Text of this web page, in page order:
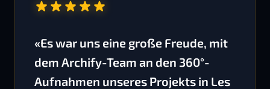
«Es war uns eine große Freude, mit
dem Archify-Team an den 360°-
Aufnahmen unseres Projekts in Les